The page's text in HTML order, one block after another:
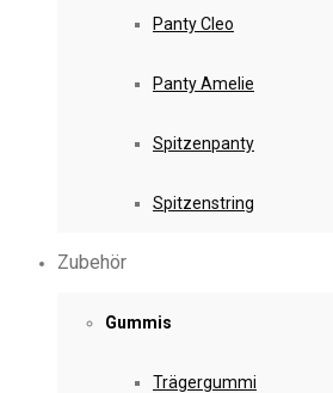
Panty Cleo
Panty Amelie
Spitzenpanty
Spitzenstring
Zubehör
Gummis
Trägergummi